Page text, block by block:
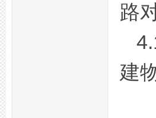
路
建